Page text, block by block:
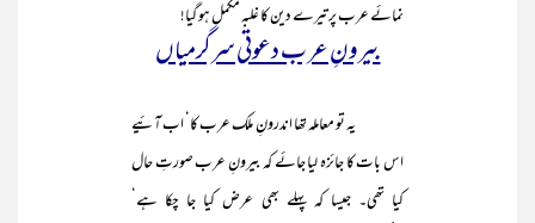
نمائے عرب پر تیرے دین کا غلبہ مکمل ہو گیا!
بیرونِ عر ب دعوتی سرگرمیاں
یہ تو معاملہ تھا اندرونِ ملک عرب کا‘ اب آئیے
اس بات کا جائزہ لیا جائے کہ بیرونِ عرب صورتِ حال
کیا تھی۔ جیسا کہ پہلے بھی عرض کیا جا چکا ہے‘